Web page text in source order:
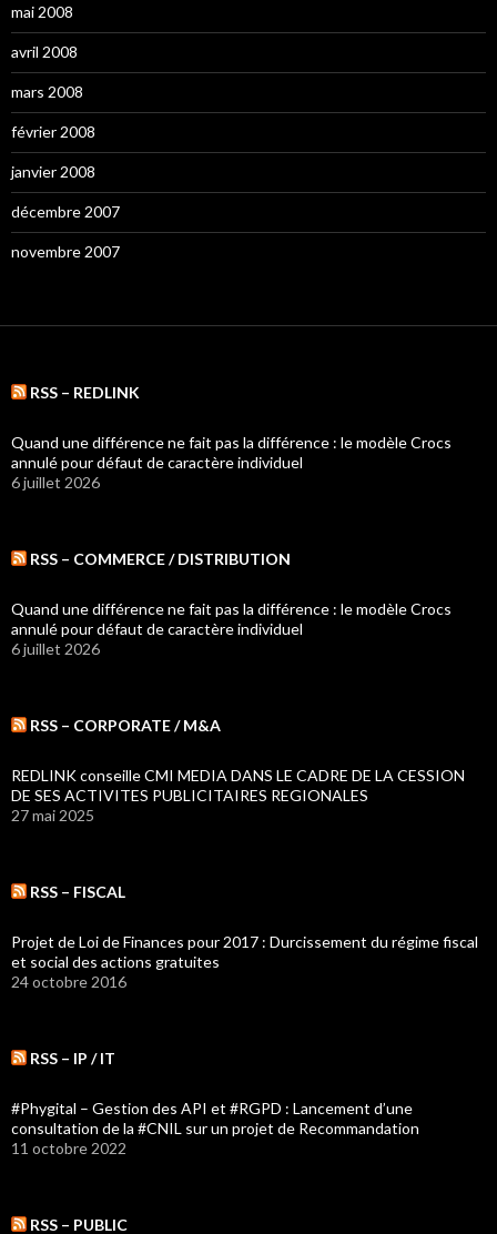
mai 2008
avril 2008
mars 2008
février 2008
janvier 2008
décembre 2007
novembre 2007
RSS – REDLINK
Quand une différence ne fait pas la différence : le modèle Crocs
annulé pour défaut de caractère individuel
6 juillet 2026
RSS – COMMERCE / DISTRIBUTION
Quand une différence ne fait pas la différence : le modèle Crocs
annulé pour défaut de caractère individuel
6 juillet 2026
RSS – CORPORATE / M&A
REDLINK conseille CMI MEDIA DANS LE CADRE DE LA CESSION
DE SES ACTIVITES PUBLICITAIRES REGIONALES
27 mai 2025
RSS – FISCAL
Projet de Loi de Finances pour 2017 : Durcissement du régime fiscal
et social des actions gratuites
24 octobre 2016
RSS – IP / IT
#Phygital – Gestion des API et #RGPD : Lancement d’une
consultation de la #CNIL sur un projet de Recommandation
11 octobre 2022
RSS – PUBLIC